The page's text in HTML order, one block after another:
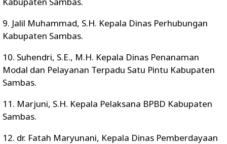
9. Jalil Muhammad, S.H. Kepala Dinas Perhubungan
Kabupaten Sambas.
10. Suhendri, S.E., M.H. Kepala Dinas Penanaman
Modal dan Pelayanan Terpadu Satu Pintu Kabupaten
Sambas.
11. Marjuni, S.H. Kepala Pelaksana BPBD Kabupaten
Sambas.
12. dr. Fatah Maryunani, Kepala Dinas Pemberdayaan